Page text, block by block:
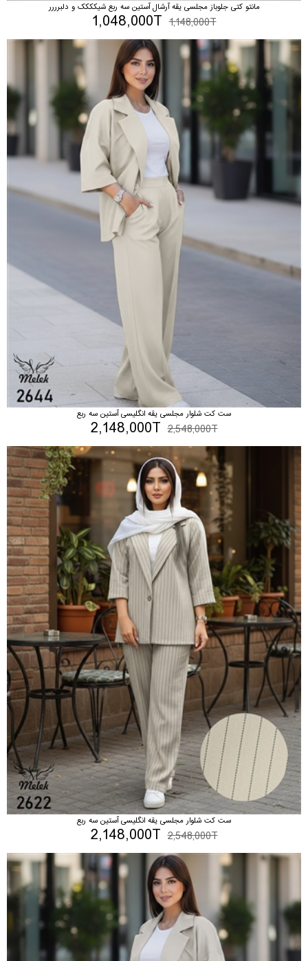
مانتو کتی جلوباز مجلسی یقه آرشال آستین سه ربع شیکککک و دلبرررر
1,148,000T
1,048,000T
ست کت شلوار مجلسی یقه انگلیسی آستین سه ربع
2,548,000T
2,148,000T
ست کت شلوار مجلسی یقه انگلیسی آستین سه ربع
2,548,000T
2,148,000T